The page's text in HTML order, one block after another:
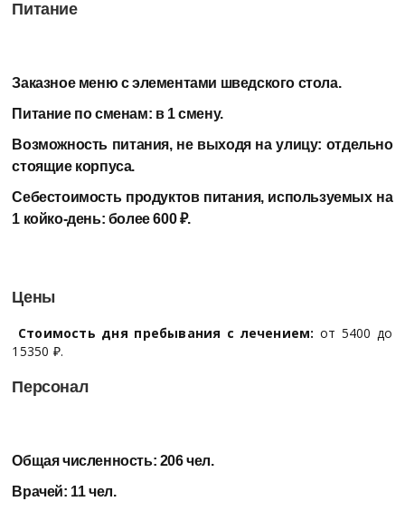
Питание
Заказное меню с элементами шведского стола.
Питание по сменам: в 1 смену.
Возможность питания, не выходя на улицу: отдельно
стоящие корпуса.
Себестоимость продуктов питания, используемых на
1 койко-день: более 600 ₽.
Цены
Стоимость дня пребывания с лечением: от 5400 до
15350 ₽.
Персонал
Общая численность: 206 чел.
Врачей: 11 чел.